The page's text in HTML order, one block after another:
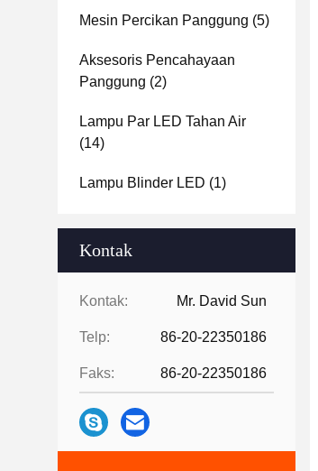
Mesin Percikan Panggung (5)
Aksesoris Pencahayaan
Panggung (2)
Lampu Par LED Tahan Air
(14)
Lampu Blinder LED (1)
Kontak
Kontak: Mr. David Sun
Telp: 86-20-22350186
Faks: 86-20-22350186